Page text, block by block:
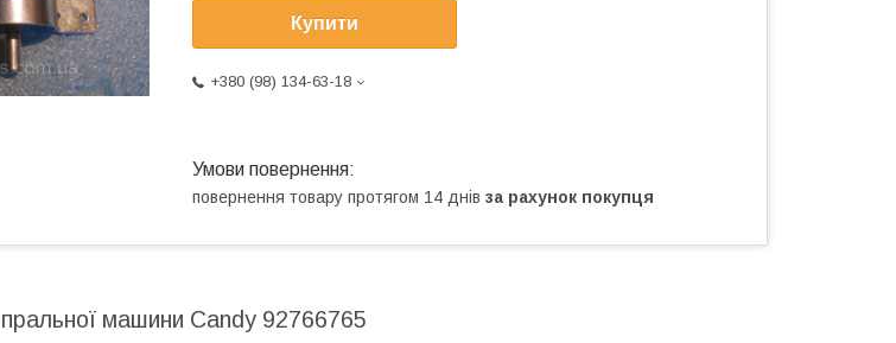
Купити
+380 (98) 134-63-18
повернення товару протягом 14 днів за рахунок покупця
машини Candy 92766765